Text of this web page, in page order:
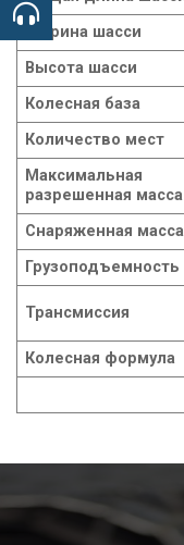
Ширина шасси
Высота шасси
Колесная база
Количество мест
Максимальная
разрешенная масса
Снаряженная масса
Грузоподъемность
Трансмиссия
Колесная формула